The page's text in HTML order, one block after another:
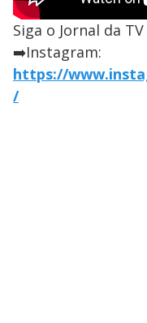
Siga o Jornal da
➡️Instagram:
https://
/